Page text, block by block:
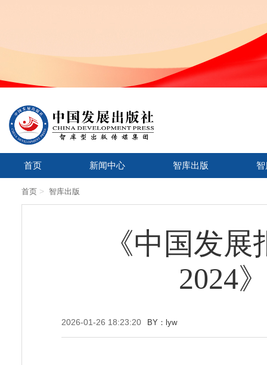
首页 新闻中心 智库出版
首页 > 智库出版
《中国发
2024
2026-01-26 18:23:20 BY：lyw